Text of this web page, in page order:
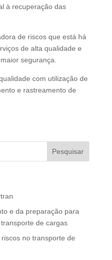
à recuperação das
de riscos que está há
de alta qualidade e
segurança.
com utilização de
e rastreamento de
e da preparação para
de cargas
no transporte de